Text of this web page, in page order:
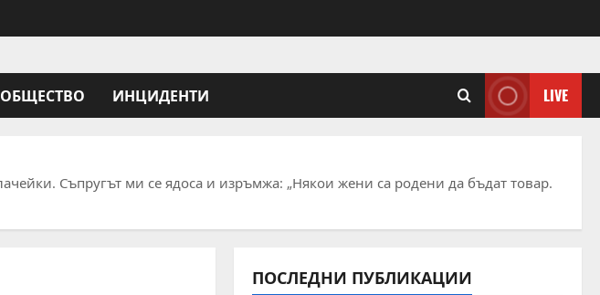
ОБЩЕСТВО ИНЦИДЕНТИ LIVE
Съпругът ми се ядоса и изръмжа: „Някои жени са родени да бъдат товар.
ПОСЛЕДНИ ПУБЛИКАЦИИ